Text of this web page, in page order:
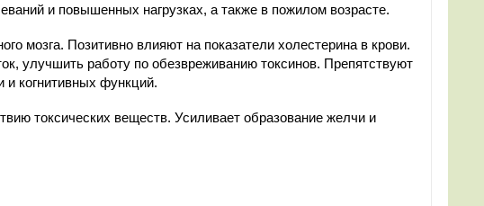
и повышенных нагрузках, а также в пожилом возрасте.
мозга. Позитивно влияют на показатели холестерина в крови.
улучшить работу по обезвреживанию токсинов. Препятствуют
когнитивных функций.
токсических веществ. Усиливает образование желчи и